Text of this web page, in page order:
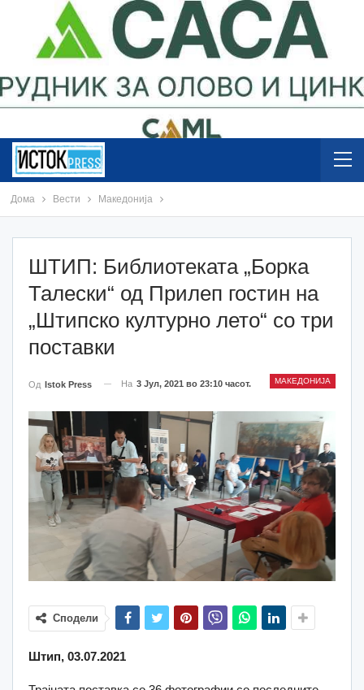
Дома Вести Македонија
ШТИП: Библиотеката „Борка
Талески“ од Прилеп гостин на
„Штипско културно лето“ со три
поставки
МАКЕДОНИЈА
Од Istok Press На 3 Јул, 2021 во 23:10 часот.
Сподели
Штип, 03.07.2021